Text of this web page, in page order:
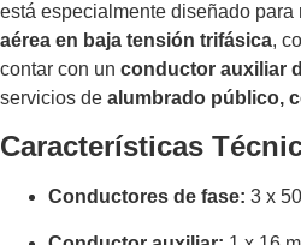
está especialmente diseñado para
aérea en baja tensión trifásica,
contar con un conductor auxiliar
servicios de alumbrado público,
Características
Conductores de fase: 3 x